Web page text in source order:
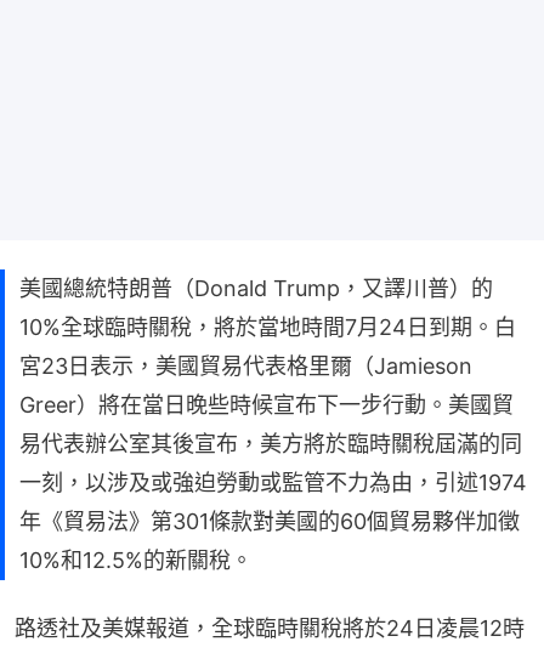
美國總統特朗普（Donald Trump，又譯川普）的
10%全球臨時關稅，將於當地時間7月24日到期。白
宮23日表示，美國貿易代表格里爾（Jamieson
Greer）將在當日晚些時候宣布下一步行動。美國貿
易代表辦公室其後宣布，美方將於臨時關稅屆滿的同
一刻，以涉及或強迫勞動或監管不力為由，引述1974
年《貿易法》第301條款對美國的60個貿易夥伴加徵
10%和12.5%的新關稅。
路透社及美媒報道，全球臨時關稅將於24日凌晨12時